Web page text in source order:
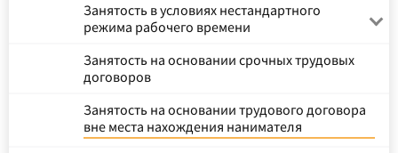
Занятость в условиях нестандартного
режима рабочего времени
Занятость на основании срочных трудовых
договоров
Занятость на основании трудового договора
вне места нахождения нанимателя